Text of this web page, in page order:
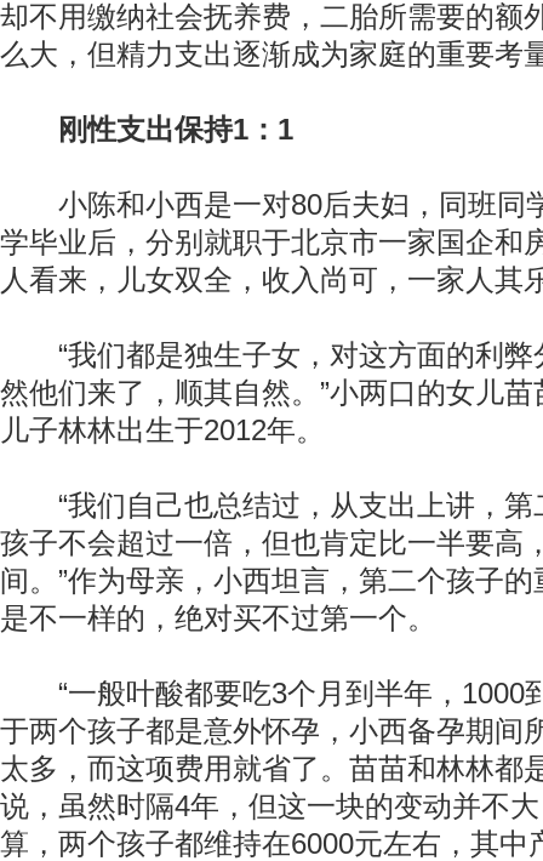
却不用缴纳社会抚养费，二胎所需要的额
么大，但精力支出逐渐成为家庭的重要考
刚性支出保持1：1
小陈和小西是一对80后夫妇，同班同
学毕业后，分别就职于北京市一家国企和
人看来，儿女双全，收入尚可，一家人其
“我们都是独生子女，对这方面的利弊
然他们来了，顺其自然。”小两口的女儿
儿子林林出生于2012年。
“我们自己也总结过，从支出上讲，第
孩子不会超过一倍，但也肯定比一半要高
间。”作为母亲，小西坦言，第二个孩子
是不一样的，绝对买不过第一个。
“一般叶酸都要吃3个月到半年，1000
于两个孩子都是意外怀孕，小西备孕期间
太多，而这项费用就省了。苗苗和林林都
说，虽然时隔4年，但这一块的变动并不
算，两个孩子都维持在6000元左右，其中